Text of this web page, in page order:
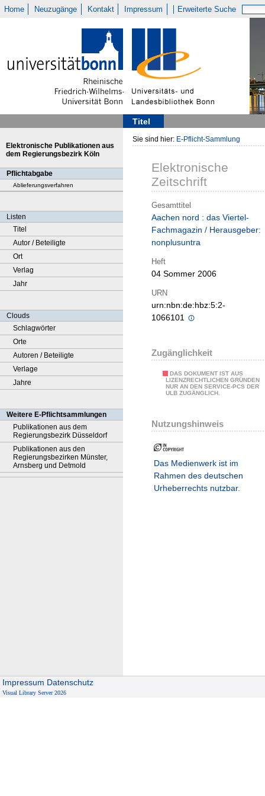
Home Neuzugänge Kontakt Impressum Erweiterte Suche
Titel
Elektronische Publikationen aus
dem Regierungsbezirk Köln
Pflichtabgabe
Ablieferungsverfahren
Listen
Titel
Autor / Beteiligte
Ort
Verlag
Jahr
Clouds
Schlagwörter
Orte
Autoren / Beteiligte
Verlage
Jahre
Weitere E-Pflichtsammlungen
Publikationen aus dem
Regierungsbezirk Düsseldorf
Publikationen aus den
Regierungsbezirken Münster,
Arnsberg und Detmold
Sie sind hier: E-Pflicht-Sammlung
Elektronische
Zeitschrift
Gesamttitel
Aachen nord : das Viertel-
Fachmagazin / Herausgeber:
nonplusuntra
Heft
04 Sommer 2006
URN
urn:nbn:de:hbz:5:2-
1066101
Zugänglichkeit
DAS DOKUMENT IST AUS
LIZENZRECHTLICHEN GRÜNDEN
NUR AN DEN SERVICE-PCS DER
ULB ZUGÄNGLICH.
Nutzungshinweis
Das Medienwerk ist im
Rahmen des deutschen
Urheberrechts nutzbar.
Impressum Datenschutz
Visual Library Server 2026